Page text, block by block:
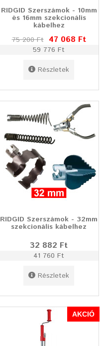
RIDGID Szerszámok - 10mm
és 16mm szekcionális
kábelhez
75 200 Ft 47 068 Ft
59 776 Ft
Részletek
RIDGID Szerszámok - 32mm
szekcionális kábelhez
32 882 Ft
41 760 Ft
Részletek
AKCIÓ